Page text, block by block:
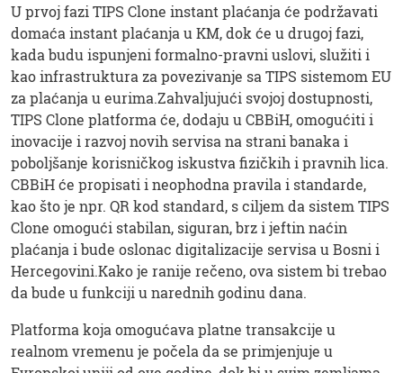
U prvoj fazi TIPS Clone instant plaćanja će podržavati
domaća instant plaćanja u KM, dok će u drugoj fazi,
kada budu ispunjeni formalno-pravni uslovi, služiti i
kao infrastruktura za povezivanje sa TIPS sistemom EU
za plaćanja u eurima.Zahvaljujući svojoj dostupnosti,
TIPS Clone platforma će, dodaju u CBBiH, omogućiti i
inovacije i razvoj novih servisa na strani banaka i
poboljšanje korisničkog iskustva fizičkih i pravnih lica.
CBBiH će propisati i neophodna pravila i standarde,
kao što je npr. QR kod standard, s ciljem da sistem TIPS
Clone omogući stabilan, siguran, brz i jeftin naćin
plaćanja i bude oslonac digitalizacije servisa u Bosni i
Hercegovini.Kako je ranije rečeno, ova sistem bi trebao
da bude u funkciji u narednih godinu dana.
Platforma koja omogućava platne transakcije u
realnom vremenu je počela da se primjenjuje u